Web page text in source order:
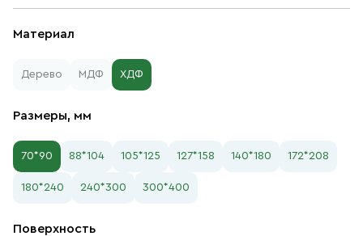
Материал
Дерево МДФ ХДФ
Размеры, мм
70*90 88*104 105*125 127*158 140*180 172*208
180*240 240*300 300*400
Поверхность